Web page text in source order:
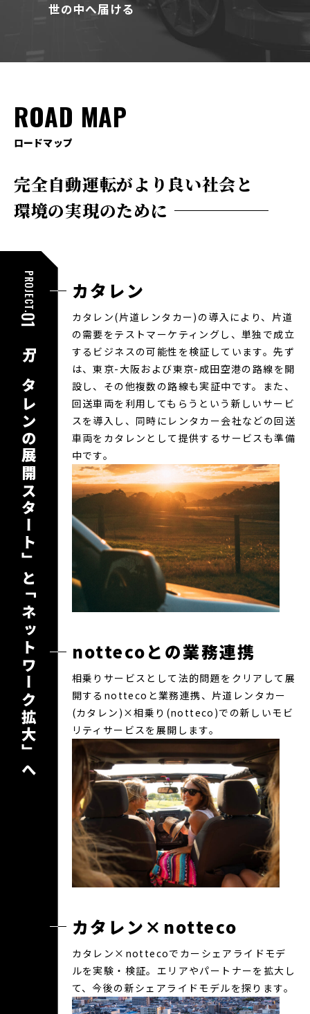
世の中へ届ける
ROAD MAP
ロードマップ
完全自動運転がより良い社会と
環境の実現のために
PROJECT.
01
「カタレンの展開スタート」と
「ネットワーク拡大」へ
カタレン
カタレン(片道レンタカー)の導入により、片道
の需要をテストマーケティングし、単独で成立
するビジネスの可能性を検証しています。先ず
は、東京-大阪および東京-成田空港の路線を開
設し、その他複数の路線も実証中です。また、
回送車両を利用してもらうという新しいサービ
スを導入し、同時にレンタカー会社などの回送
車両をカタレンとして提供するサービスも準備
中です。
nottecoとの業務連携
相乗りサービスとして法的問題をクリアして展
開するnottecoと業務連携、片道レンタカー
(カタレン)×相乗り(notteco)での新しいモビ
リティサービスを展開します。
カタレン×notteco
カタレン×nottecoでカーシェアライドモデ
ルを実験・検証。エリアやパートナーを拡大し
て、今後の新シェアライドモデルを探ります。